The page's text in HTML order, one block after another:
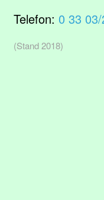
Telefon: 0 33
(Stand 2018)